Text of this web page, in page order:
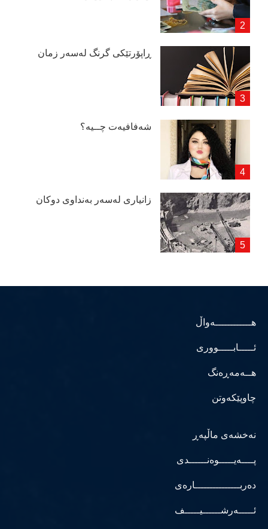
ڕاپۆرتێكی گرنگ لەسەر زمان
شەفافیەت چــیە؟
زانیاری لەسەر بەنداوی دوكان
هــــــــــــەواڵ
ئـــــابـــــووری
هــەمەڕەنگ
چاوپێکەوتن
نەخشەی ماڵپەڕ
پــــەیـــــوەنــــــدی
دەربـــــــــــــــارەی
ئـــــەرشــــــیـــــف